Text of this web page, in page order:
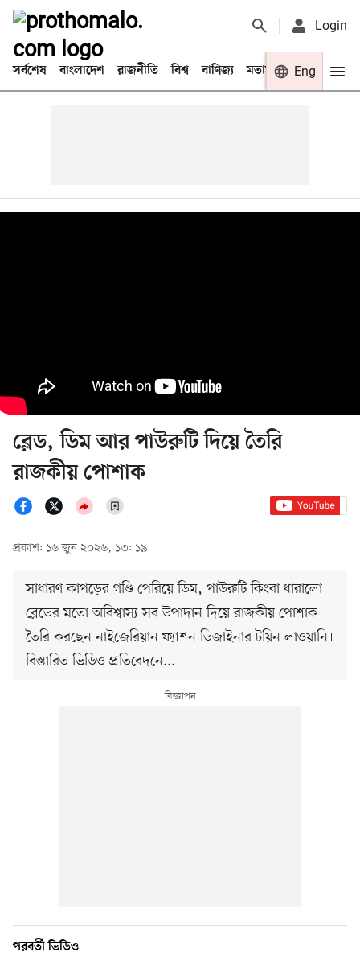
Login
সর্বশেষ বাংলাদেশ রাজনীতি বিশ্ব বাণিজ্য মতামত খেলা
Eng
ব্লেড, ডিম আর পাউরুটি দিয়ে তৈরি
রাজকীয় পোশাক
প্রকাশ: ১৬ জুন ২০২৬, ১৩: ১৯
সাধারণ কাপড়ের গণ্ডি পেরিয়ে ডিম, পাউরুটি কিংবা ধারালো
ব্লেডের মতো অবিশ্বাস্য সব উপাদান দিয়ে রাজকীয় পোশাক
তৈরি করছেন নাইজেরিয়ান ফ্যাশন ডিজাইনার টয়িন লাওয়ানি।
বিস্তারিত ভিডিও প্রতিবেদনে...
পরবর্তী ভিডিও